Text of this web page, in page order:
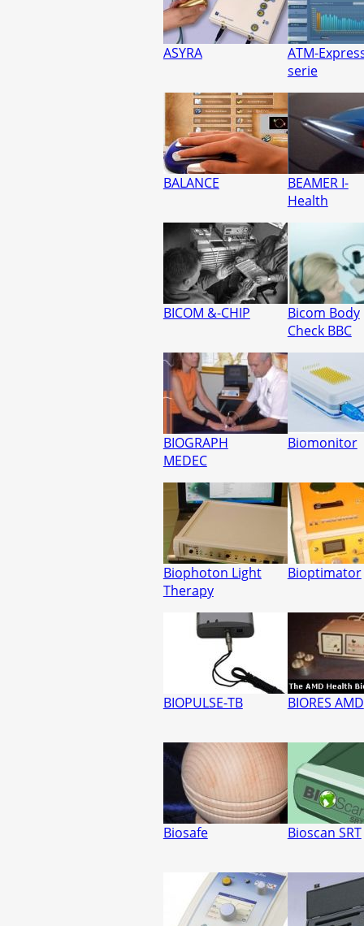
ASYRA
ATM-
serie
BALANCE
BEAMER I-
Health
BICOM &-CHIP
Bicom Body
Check BBC
BIOGRAPH
MEDEC
Biomonitor
Biophoton Light
Therapy
Bioptimator
BIOPULSE-TB BIORES AMD
Biosafe Bioscan SRT